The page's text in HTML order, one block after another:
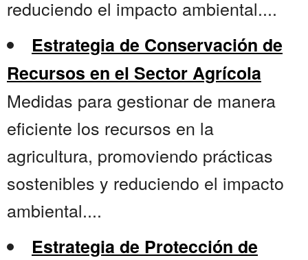
reduciendo el impacto ambiental....
Estrategia de Conservación de
Recursos en el Sector Agrícola
Medidas para gestionar de manera
eficiente los recursos en la
agricultura, promoviendo prácticas
sostenibles y reduciendo el impacto
ambiental....
Estrategia de Protección de